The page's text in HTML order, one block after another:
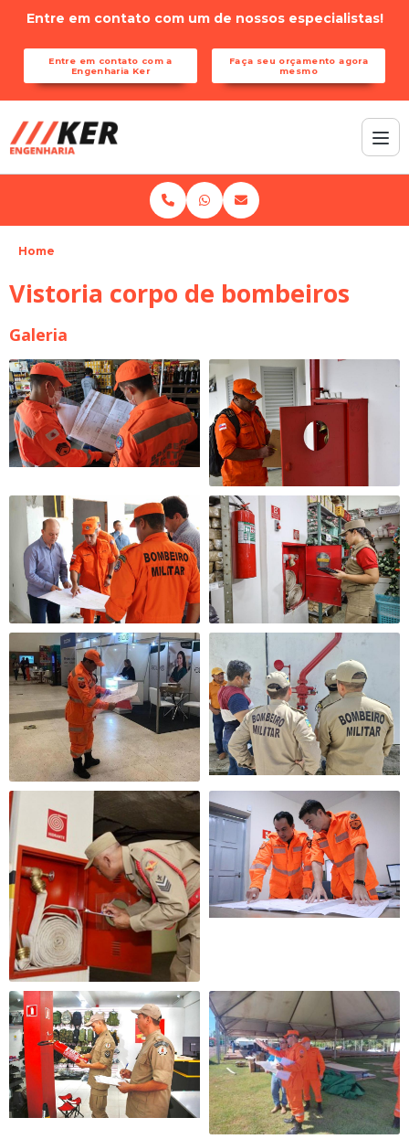
Entre em contato com um de nossos especialistas!
Entre em contato com a
Engenharia Ker
Faça seu orçamento agora
mesmo
Home
Vistoria corpo de bombeiros
Galeria